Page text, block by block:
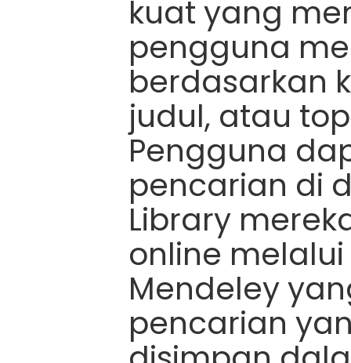
kuat yang
pengguna
berdasarkan
judul, atau
Pengguna
pencarian di
Library
online
Mendeley
pencarian